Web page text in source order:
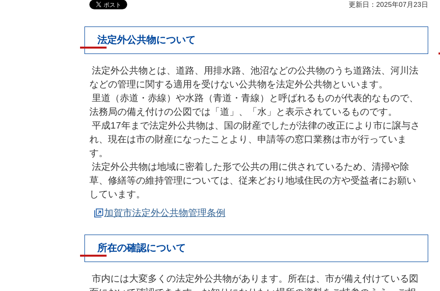
更新日：2025年07月23日
法定外公共物について
法定外公共物とは、道路、用排水路、池沼などの公共物のうち道路法、河川法
などの管理に関する適用を受けない公共物を法定外公共物といいます。
里道（赤道・赤線）や水路（青道・青線）と呼ばれるものが代表的なもので、
法務局の備え付けの公図では「道」、「水」と表示されているものです。
平成17年まで法定外公共物は、国の財産でしたが法律の改正により市に譲与さ
れ、現在は市の財産になったことより、申請等の窓口業務は市が行っていま
す。
法定外公共物は地域に密着した形で公共の用に供されているため、清掃や除
草、修繕等の維持管理については、従来どおり地域住民の方や受益者にお願い
しています。
加賀市法定外公共物管理条例
所在の確認について
市内には大変多くの法定外公共物があります。所在は、市が備え付けている図